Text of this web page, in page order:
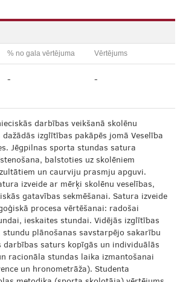
% no gala vērtējuma Vērtējums
- -
darbības veikšanā skolēnu
dažādās izglītības pakāpēs jomā Veselība
Jēgpilnas sporta stundas satura
balstoties uz skolēniem
un caurviju prasmju apguvi.
izveide ar mērķi skolēnu veselības,
gatavības sekmēšanai. Satura izveide
procesa vērtēšanai: radošai
ieskaites stundai. Vidējās izglītības
plānošanas savstarpējo sakarību
darbības saturs kopīgās un individuālās
racionāla stundas laika izmantošanai
un hronometrāža). Studenta